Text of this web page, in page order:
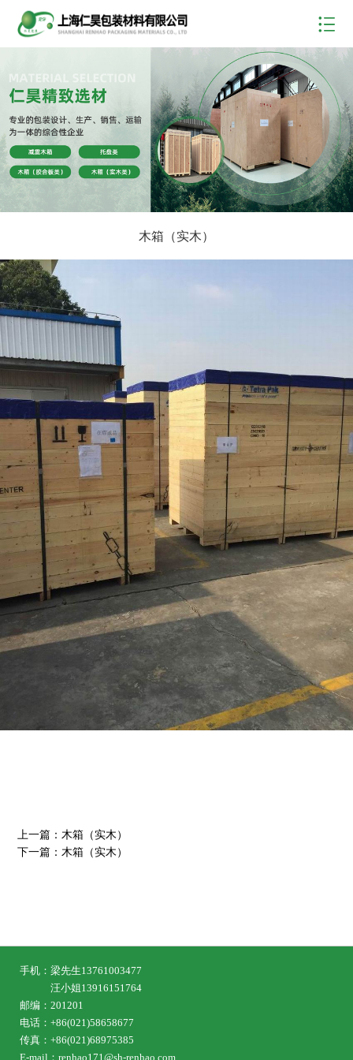
木箱（实木）
上一篇：木箱（实木）
下一篇：木箱（实木）
手机：梁先生13761003477
汪小姐13916151764
邮编：201201
电话：+86(021)58658677
传真：+86(021)68975385
E-mail：renhao171@sh-renhao.com